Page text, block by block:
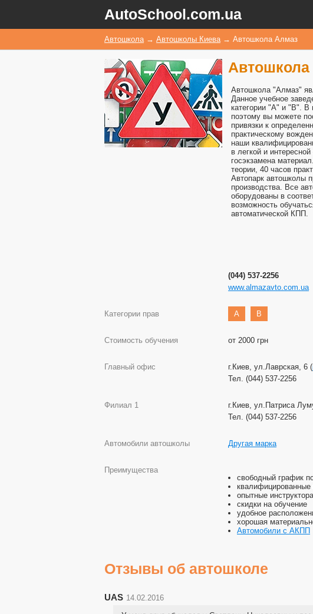
AutoSchool.com.ua
Автошкола → Автошколы Киева → Автошкола Алмаз
Автошкола "Алмаз"
Данное учебное
категории "А" и "В". В
поэтому вы можете
привязки к
практическому
наши
в легкой и
госэкзамена
теории, 40 часов
Автопарк автошколы
производства. Все
оборудованы в
возможность
автоматической КПП.
(044) 537-2256
www.almazavto.com.ua
Категории прав A B
Стоимость обучения от 2000 грн
Главный офис г.Киев, ул.Лаврская, 6 (
Тел. (044) 537-2256
Филиал 1 г.Киев, ул.Патриса
Тел. (044) 537-2256
Автомобили автошколы Другая марка
Преимущества
свободный график
квалифицированные
опытные инструктора
скидки на обучение
удобное
хорошая
Автомобили с АКПП
Отзывы об автошколе
UAS 14.02.2016